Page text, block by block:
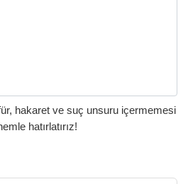
hakaret ve suç unsuru içermemesi
hatırlatırız!